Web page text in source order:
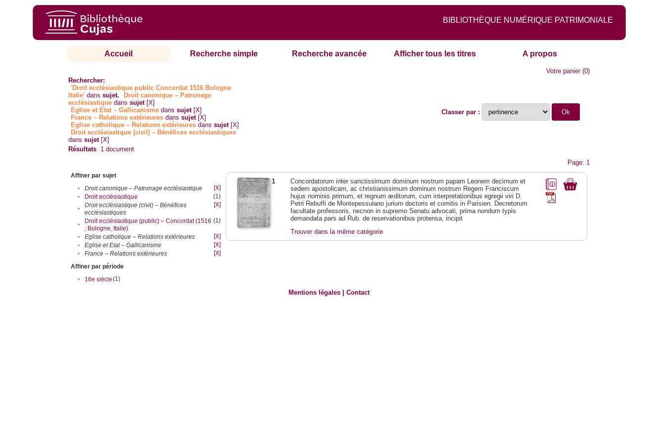
BIBLIOTHÈQUE NUMÉRIQUE PATRIMONIALE
Accueil Recherche simple Recherche avancée Afficher tous les titres A propos
Votre panier(0)
Rechercher:
'Droit ecclésiastique public Concordat 1516 Bologne
Italie' danssujet.
Droit canonique – Patronage
ecclésiastique danssujet [X]
Eglise et Etat – Gallicanisme danssujet [X]
France – Relations extérieures danssujet [X]
Eglise catholique – Relations extérieures danssujet [X]
Droit ecclésiastique (civil) – Bénéfices ecclésiastiques
danssujet [X]
Classer par :
Résultats 1 document
Page: 1
Affiner par sujet
•
Droit canonique – Patronage ecclésiastique
[X]
•
Droit ecclésiastique
(1)
•
Droit ecclésiastique (civil) – Bénéfices
ecclésiastiques
[X]
•
Droit ecclésiastique (public) – Concordat (1516
; Bologne, Italie)
(1)
• Eglise catholique – Relations extérieures
[X]
•
Eglise et Etat – Gallicanisme
[X]
•
France – Relations extérieures
[X]
Affiner par période
•
16e siècle(1)
1
Concordatorum inter sanctissimum dominum nostrum papam Leonem decimum et
sedem apostolicam, ac christianissimum dominum nostrum Regem Franciscum
hujus nominis primum, et regnum æditorum, cum interpretationibus egregii viri D.
Petri Rebuffi de Montepessulano jurium doctoris et comitis in Parisien. Decretorum
facultate professoris, necnon in supremo Senatu advocati, prima nondum typis
demandata pars ad Rub. de reservationibus protensa, incipit
Trouver dans la même catégorie
Mentions légales |Contact